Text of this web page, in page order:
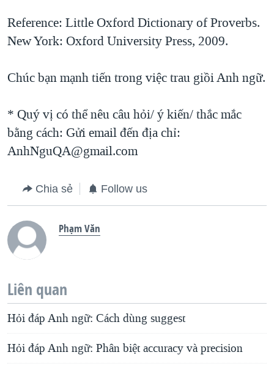
Reference: Little Oxford Dictionary of Proverbs.
New York: Oxford University Press, 2009.
Chúc bạn mạnh tiến trong việc trau giồi Anh ngữ.
* Quý vị có thể nêu câu hỏi/ ý kiến/ thắc mắc
bằng cách: Gửi email đến địa chỉ:
AnhNguQA@gmail.com
Chia sẻ Follow us
Phạm Văn
Liên quan
Hỏi đáp Anh ngữ: Cách dùng suggest
Hỏi đáp Anh ngữ: Phân biệt accuracy và precision